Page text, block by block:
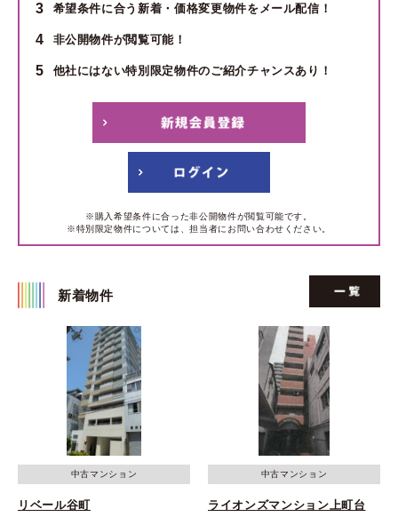
3 希望条件に合う新着・価格変更物件をメール配信！
4 非公開物件が閲覧可能！
5 他社にはない特別限定物件のご紹介チャンスあり！
※購入希望条件に合った非公開物件が閲覧可能です。
※特別限定物件については、担当者にお問い合わせください。
新着物件
中古マンション
リベール谷町
中古マンション
ライオンズマンション上町台